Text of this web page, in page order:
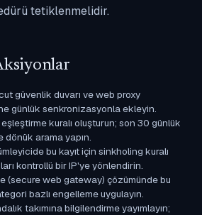
tetiklenmelidir.
güvenlik duvarı ve web proxy
günlük senkronizasyonla ekleyin.
kuralı oluşturun; son 30 günlük
arama yapın.
bu kayıt için sinkholing kuralı
kontrollü bir IP'ye yönlendirin.
(secure web gateway) çözümünde bu
bazlı engelleme uygulayın.
takımına bilgilendirme yayımlayın;